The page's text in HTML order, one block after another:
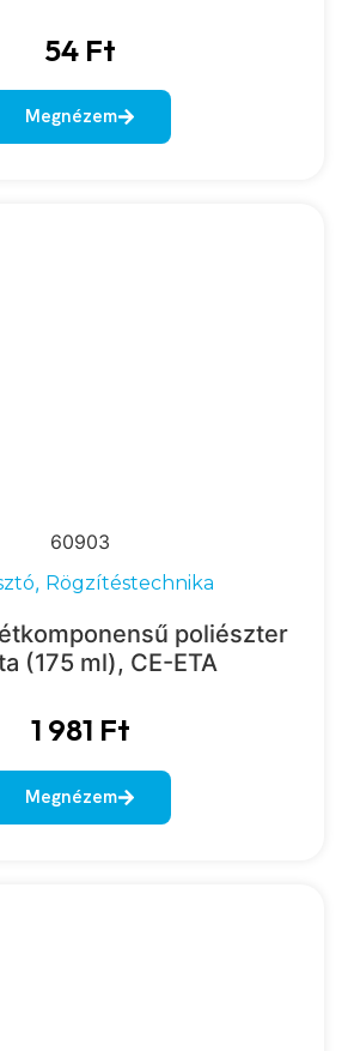
54 Ft
Megnézem
60903
, Rögzítéstechnika
poliészter
(175 ml), CE-ETA
1 981 Ft
Megnézem